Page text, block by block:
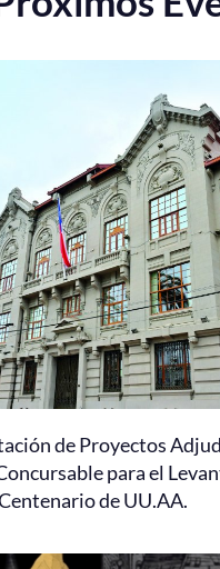
de Proyectos
para el
de UU.AA.